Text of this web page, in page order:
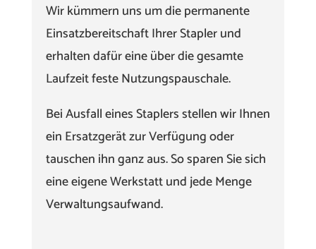
Wir kümmern uns um die permanente
Einsatzbereitschaft Ihrer Stapler und
erhalten dafür eine über die gesamte
Laufzeit feste Nutzungspauschale.
Bei Ausfall eines Staplers stellen wir Ihnen
ein Ersatzgerät zur Verfügung oder
tauschen ihn ganz aus. So sparen Sie sich
eine eigene Werkstatt und jede Menge
Verwaltungsaufwand.